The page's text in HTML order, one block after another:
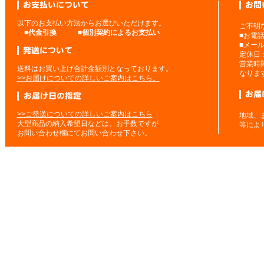
以下のお支払い方法からお選びいただけます。
■代金引換■個別契約によるお支払い
送料はお買い上げ合計金額別となっております。
>>お届けについての詳しいご案内はこちら。
>>ご発送についての詳しいご案内はこちら
大型商品の納入希望日などは、お手数ですが
お問い合わせ欄にてお問い合わせ下さい。
ご不明
■お電
■メー
定休日
営業時
なりま
地域、
等によ